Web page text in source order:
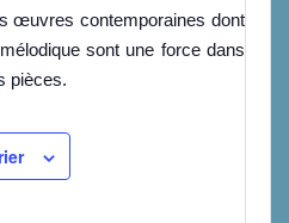
œuvres contemporaines dont
sont une force dans
pièces.